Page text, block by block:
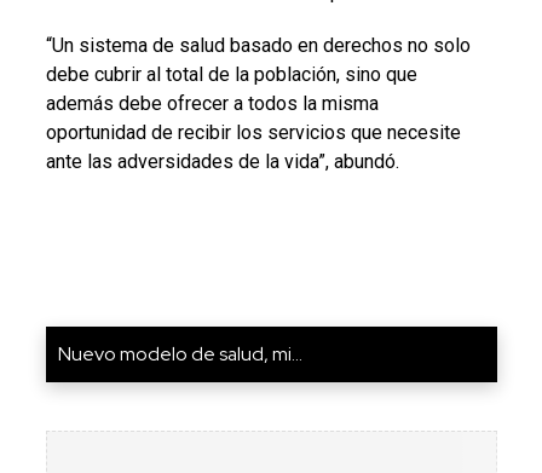
“Un sistema de salud basado en derechos no solo
debe cubrir al total de la población, sino que
además debe ofrecer a todos la misma
oportunidad de recibir los servicios que necesite
ante las adversidades de la vida”, abundó.
Nuevo modelo de salud, mi...